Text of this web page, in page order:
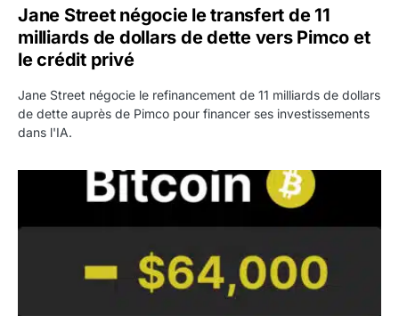
Jane Street négocie le transfert de 11
milliards de dollars de dette vers Pimco et
le crédit privé
Jane Street négocie le refinancement de 11 milliards de dollars
de dette auprès de Pimco pour financer ses investissements
dans l'IA.
Bitcoin stagne à 64 000 dollars pendant que les